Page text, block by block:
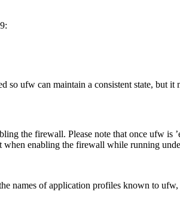
ufw can maintain a consistent state, but it
the firewall. Please note that once ufw
enabling the firewall while running
names of application profiles known to ufw,